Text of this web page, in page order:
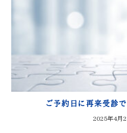
ご予約日に再来受診
2025年4月